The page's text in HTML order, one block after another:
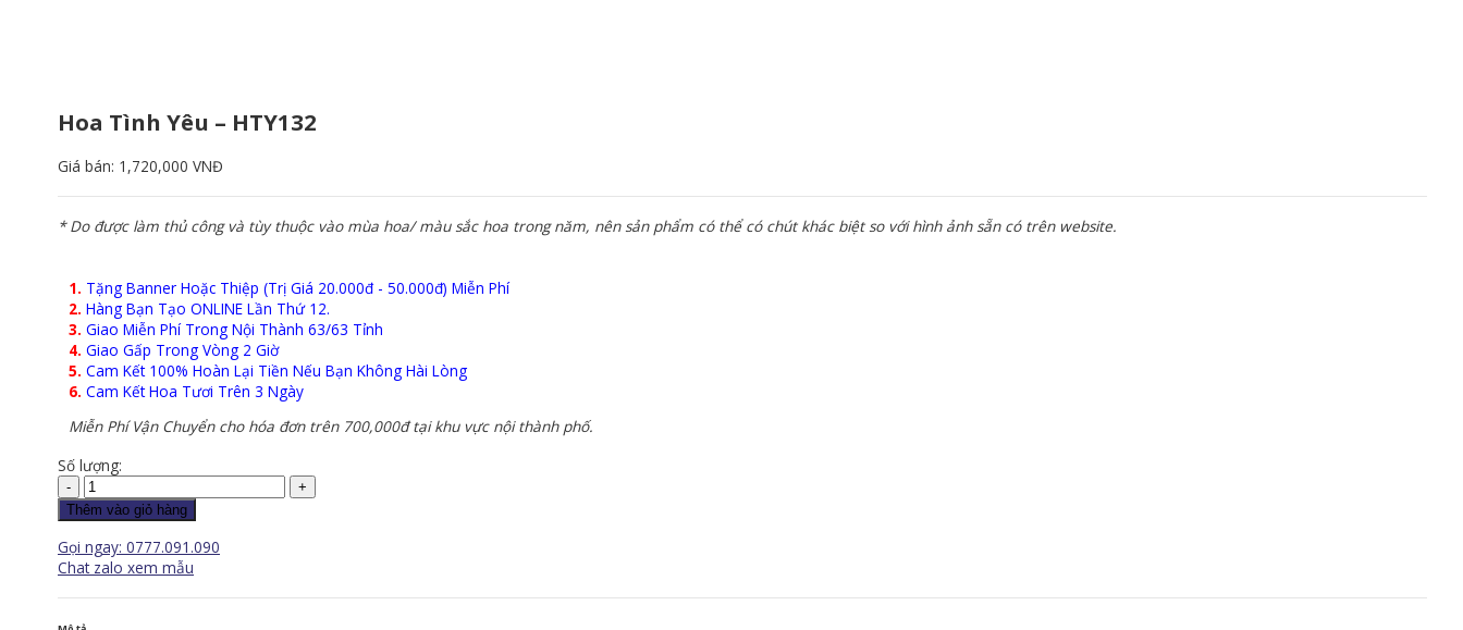
Hoa Tình Yêu – HTY132
Giá bán: 1,720,000 VNĐ
* Do được làm thủ công và tùy thuộc vào mùa hoa/ màu sắc hoa trong năm, nên sản phẩm có thể có chút khác biệt so với hình ảnh sẵn có trên website.
1. Tặng Banner Hoặc Thiệp (Trị Giá 20.000đ - 50.000đ) Miễn Phí
2. Hàng Bạn Tạo ONLINE Lần Thứ 12.
3. Giao Miễn Phí Trong Nội Thành 63/63 Tỉnh
4. Giao Gấp Trong Vòng 2 Giờ
5. Cam Kết 100% Hoàn Lại Tiền Nếu Bạn Không Hài Lòng
6. Cam Kết Hoa Tươi Trên 3 Ngày
Miễn Phí Vận Chuyển cho hóa đơn trên 700,000đ tại khu vực nội thành phố.
Số lượng:
Hoa
Tình
Yêu
-
HTY132
Thêm vào giỏ hàng
Gọi ngay: 0777.091.090
Chat zalo xem mẫu